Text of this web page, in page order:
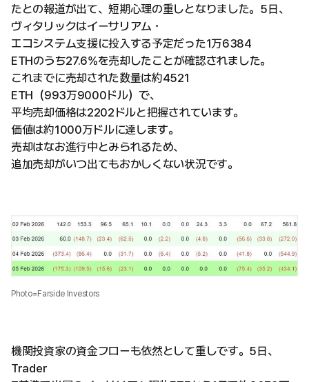
たとの報道が出て、短期心理の重しとなりました。5日、
ヴィタリックはイーサリアム・
エコシステム支援に投入する予定だった1万6384
ETHのうち27.6%を売却したことが確認されました。
これまでに売却された数量は約4521
ETH（993万9000ドル）で、
平均売却価格は2202ドルと把握されています。
価値は約1000万ドルに達します。
売却はなお進行中とみられるため、
追加売却がいつ出てもおかしくない状況です。
Photo=Farside Investors
機関投資家の資金フローも依然として重しです。5日、
Trader